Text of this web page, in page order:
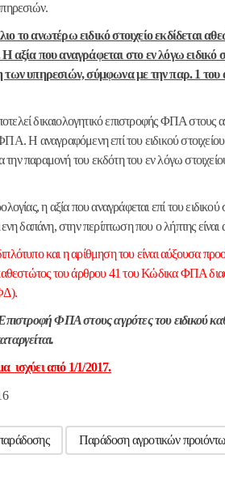
το ανωτέρω ειδικό στοιχείο εκδίδεται
αξία που αναγράφεται στο εν λόγω ειδικό
των υπηρεσιών, σύμφωνα με την παρ. 1
δικαιολογητικό επιστροφής ΦΠΑ
Η αναγραφόμενη επί του ειδικού
την παραμονή του εκδότη του εν λόγω
η αξία που αναγράφεται επί του ειδικού
δαπάνη, στην περίπτωση που ο λήπτης είναι
διπλότυπο και η αρίθμηση του είναι αύξουσα
του άρθρου 41 του Κώδικα ΦΠΑ
ΦΠΑ στους αγρότες του ειδικού
ισχύει από 1/1/2017.
Παράδοση αγροτικών